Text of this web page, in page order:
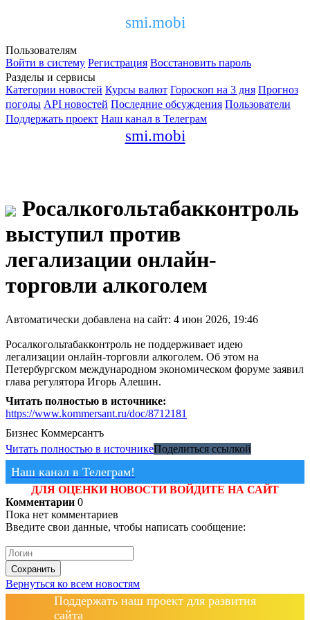
smi.mobi
Пользователям
Войти в систему Регистрация Восстановить пароль
Разделы и сервисы
Категории новостей Курсы валют Гороскоп на 3 дня Прогноз
погоды API новостей Последние обсуждения Пользователи
Поддержать проект Наш канал в Телеграм
smi.mobi
Росалкогольтабакконтроль
выступил против
легализации онлайн-
торговли алкоголем
Автоматически добавлена на сайт: 4 июн 2026, 19:46
Росалкогольтабакконтроль не поддерживает идею
легализации онлайн-торговли алкоголем. Об этом на
Петербургском международном экономическом форуме заявил
глава регулятора Игорь Алешин.
Читать полностью в источнике:
https://www.kommersant.ru/doc/8712181
Бизнес Коммерсантъ
Читать полностью в источникеПоделиться ссылкой
Наш канал в Телеграм!
ДЛЯ ОЦЕНКИ НОВОСТИ ВОЙДИТЕ НА САЙТ
Комментарии 0
Пока нет комментариев
Введите свои данные, чтобы написать сообщение:
Сохранить
Вернуться ко всем новостям
Поддержать наш проект для развития
сайта